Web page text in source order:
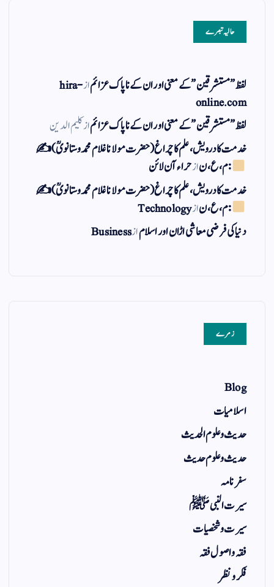
حالیہ تبصرے
لفظ ” مستشرقین ” کے معنی اور ان کے نا پاک عزائمازhira-
online.com
لفظ ” مستشرقین ” کے معنی اور ان کے نا پاک عزائمازکلیم الدین
خدمت کا درویش، علم کا چراغ(حضرت مولانا غلام محمد وستانویؒ)✍
: م ، ع ، نازحراء آن لائن
خدمت کا درویش، علم کا چراغ(حضرت مولانا غلام محمد وستانویؒ)✍
: م ، ع ، نازTechnology
دنیا کی فرضی معاشی اڑان اور اسلامازBusiness
زمرے
Blog
اسلامیات
حدیث و علوم الحدیث
حدیث و علوم حدیث
سفر نامہ
سیرت النبی ﷺ
سیرت و شخصیات
فقہ و اصول فقہ
فکر و نظر